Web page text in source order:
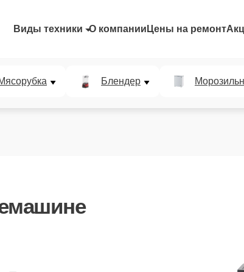
Виды техники О компании Цены на ремонт
Блендер